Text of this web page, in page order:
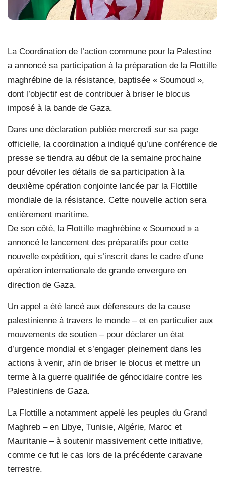
La Coordination de l’action commune pour la Palestine
a annoncé sa participation à la préparation de la Flottille
maghrébine de la résistance, baptisée « Soumoud »,
dont l’objectif est de contribuer à briser le blocus
imposé à la bande de Gaza.
Dans une déclaration publiée mercredi sur sa page
officielle, la coordination a indiqué qu’une conférence de
presse se tiendra au début de la semaine prochaine
pour dévoiler les détails de sa participation à la
deuxième opération conjointe lancée par la Flottille
mondiale de la résistance. Cette nouvelle action sera
entièrement maritime.
De son côté, la Flottille maghrébine « Soumoud » a
annoncé le lancement des préparatifs pour cette
nouvelle expédition, qui s’inscrit dans le cadre d’une
opération internationale de grande envergure en
direction de Gaza.
Un appel a été lancé aux défenseurs de la cause
palestinienne à travers le monde – et en particulier aux
mouvements de soutien – pour déclarer un état
d’urgence mondial et s’engager pleinement dans les
actions à venir, afin de briser le blocus et mettre un
terme à la guerre qualifiée de génocidaire contre les
Palestiniens de Gaza.
La Flottille a notamment appelé les peuples du Grand
Maghreb – en Libye, Tunisie, Algérie, Maroc et
Mauritanie – à soutenir massivement cette initiative,
comme ce fut le cas lors de la précédente caravane
terrestre.